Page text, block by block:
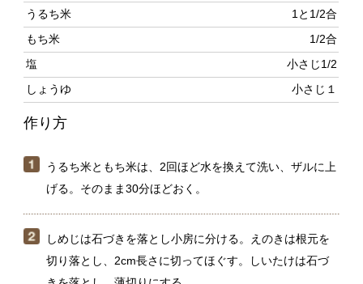
しょうゆ 小さじ１
作り方
うるち米ともち米は、2回ほど水を換えて洗い、ザルに上
げる。そのまま30分ほどおく。
切り落とし、2cm長さに切ってほぐす。しいたけは石づ
きを落とし、薄切りにする。
しめじ、えのき、しいたけを入れて広げる。中火にかけ
て、しんなりするまで炒る。